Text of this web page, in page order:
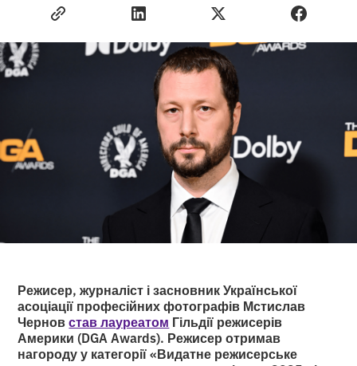
Режисер, журналіст і засновник Української
асоціації професійних фотографів Мстислав
Черновстав лауреатом Гільдії режисерів
Америки (DGA Awards). Режисер отримав
нагороду у категорії «Видатне режисерське